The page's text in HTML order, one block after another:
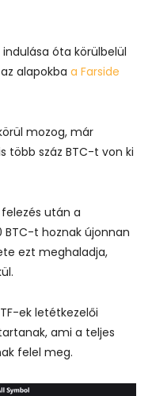
óta körülbelül
alapokba a Farside
mozog, már
több száz BTC-t von ki
után a
t hoznak újonnan
ezt meghaladja,
ek letétkezelői
ami a teljes
felel meg.